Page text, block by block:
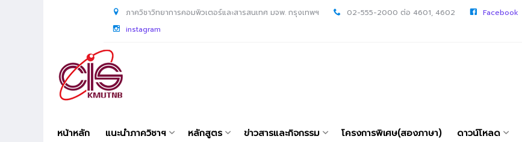
ภาควิชาวิทยาการคอมพิวเตอร์และสารสนเทศ มจพ. กรุงเทพฯ 02-555-2000 ต่อ 4601, 4602
Facebook
instagram
หน้าหลัก แนะนำภาควิชาฯ หลักสูตร ข่าวสารและกิจกรรม โครงการพิเศษ(สองภาษา) ดาวน์โหลด